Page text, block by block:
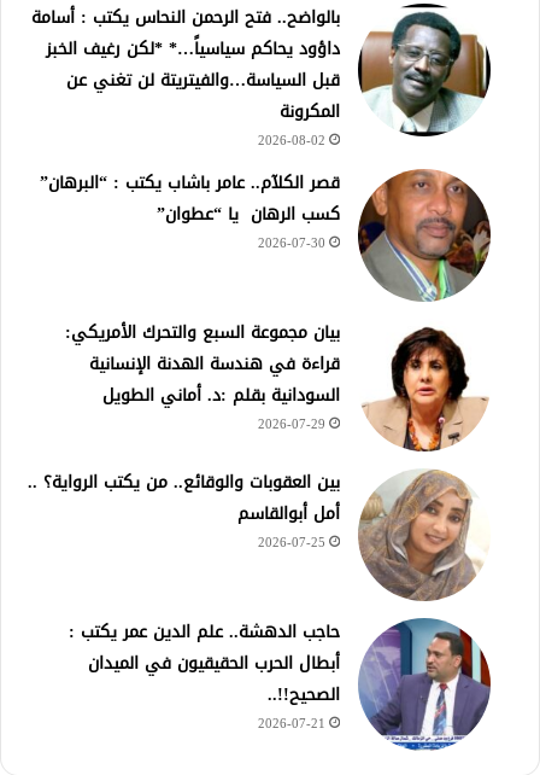
بالواضح.. فتح الرحمن النحاس يكتب : أسامة
داؤود يحاكم سياسياً…* *لكن رغيف الخبز
قبل السياسة…والفيتريتة لن تغني عن
المكرونة
2026-08-02
قصر الكلآم.. عامر باشاب يكتب : “البرهان”
كسب الرهان يا “عطوان”
2026-07-30
بيان مجموعة السبع والتحرك الأمريكي:
قراءة في هندسة الهدنة الإنسانية
السودانية بقلم :د. أماني الطويل
2026-07-29
بين العقوبات والوقائع.. من يكتب الرواية؟ ..
أمل أبوالقاسم
2026-07-25
حاجب الدهشة.. علم الدين عمر يكتب :
أبطال الحرب الحقيقيون في الميدان
الصحيح!!..
2026-07-21